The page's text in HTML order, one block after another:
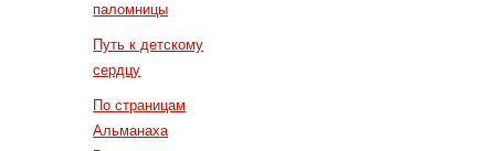
паломницы
Путь к детскому
сердцу
По страницам
Альманаха